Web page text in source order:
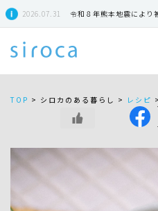
2026.07.31 令和８年熊本地震により被災
TOP > シロカのある暮らし > レシピ >